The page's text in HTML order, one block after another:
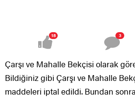
18 3
Çarşı ve Mahalle Bekçisi olarak
Bildiğiniz gibi Çarşı ve Mahalle
maddeleri iptal edildi. Bundan